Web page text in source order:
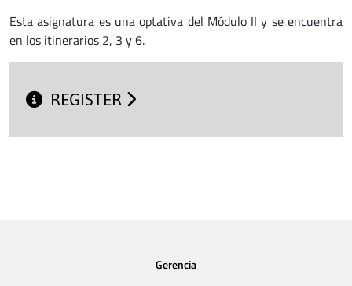
Esta asignatura es una optativa del Módulo II y se encuentra
en los itinerarios 2, 3 y 6.
REGISTER
Gerencia